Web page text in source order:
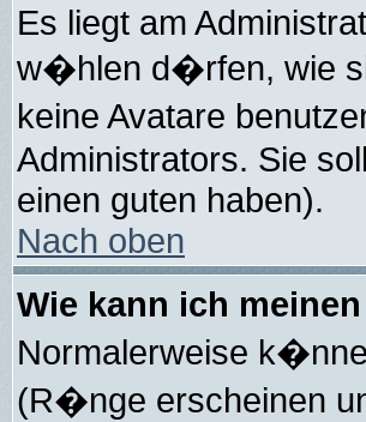
Es liegt am
w�hlen d�rfen, wie
keine Avatare
Administrators. Sie
einen guten haben).
Nach oben
Wie kann ich
Normalerweise
(R�nge erscheinen